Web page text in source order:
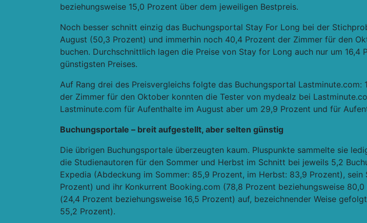
beziehungsweise 15,0 Prozent über dem jeweiligen Bestpreis.
Noch besser schnitt einzig das Buchungsportal Stay For Long bei der
August (50,3 Prozent) und immerhin noch 40,4 Prozent der Zimmer für den
buchen. Durchschnittlich lagen die Preise von Stay for Long auch nur um
günstigsten Preises.
Auf Rang drei des Preisvergleichs folgte das Buchungsportal
der Zimmer für den Oktober konnten die Tester von mydealz bei
Lastminute.com für Aufenthalte im August aber um 29,9 Prozent und für
Buchungsportale – breit aufgestellt, aber selten günstig
Die übrigen Buchungsportale überzeugten kaum. Pluspunkte sammelte sie
die Studienautoren für den Sommer und Herbst im Schnitt bei jeweils 5,2
Expedia (Abdeckung im Sommer: 85,9 Prozent, im Herbst: 83,9 Prozent),
Prozent) und ihr Konkurrent Booking.com (78,8 Prozent beziehungsweise
(24,4 Prozent beziehungsweise 16,5 Prozent) auf, bezeichnender Weise
55,2 Prozent).